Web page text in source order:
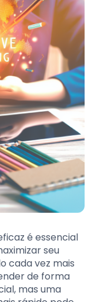
é essencial
seu
cada vez mais
de forma
mas uma